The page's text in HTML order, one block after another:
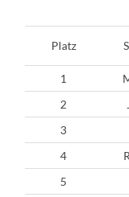
Platz
1
2
3
4
5